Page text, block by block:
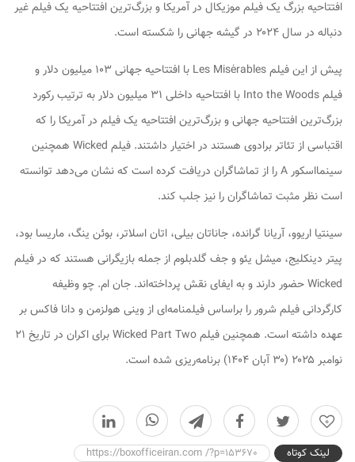
افتتاحیه بزرگ یک فیلم موزیکال در آمریکا و بزرگ‌ترین افتتاحیه یک فیلم غیر
دنباله در سال ۲۰۲۴ در گیشه جهانی را شکسته است.
پیش از این فیلم Les Misérables با افتتاحیه جهانی ۱۰۳ میلیون دلار و
فیلم Into the Woods با افتتاحیه داخلی ۳۱ میلیون دلار به ترتیب رکورد
بزرگ‌ترین افتتاحیه جهانی و بزرگ‌ترین افتتاحیه یک فیلم در آمریکا را که
اقتباسی از تئاتر برادوی هستند در اختیار داشتند. فیلم Wicked همچنین
سینمااسکور A را از تماشاگران دریافت کرده است که نشان می‌دهد توانسته
است نظر مثبت تماشاگران را نیز جلب کند.
سینتیا اریوو، آریانا گرانده، جاناتان بیلی، اتان اسلاتر، بوئن ینگ، ماریسا بود،
پیتر دینکلیج، میشل یئو و جف گلدبلوم از جمله بازیگرانی هستند که در فیلم
Wicked حضور دارند و به ایفای نقش پرداخته‌اند. جان ام. چو وظیفه
کارگردانی فیلم شرور را براساس فیلمنامه‌ای از وینی هولزمن و دانا فاکس بر
عهده داشته است. همچنین فیلم Wicked Part Two برای اکران در تاریخ ۲۱
نوامبر ۲۰۲۵ (۳۰ آبان ۱۴۰۴) برنامه‌ریزی شده است.
0
لینک کوتاه
https://boxofficeiran.com /?p=153670